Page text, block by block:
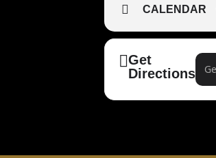
CALENDAR
Get
Directions